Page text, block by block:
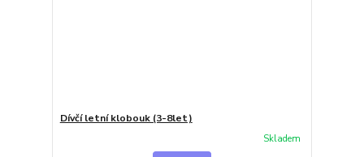
Dívčí letní klobouk (3-8let)
Skladem